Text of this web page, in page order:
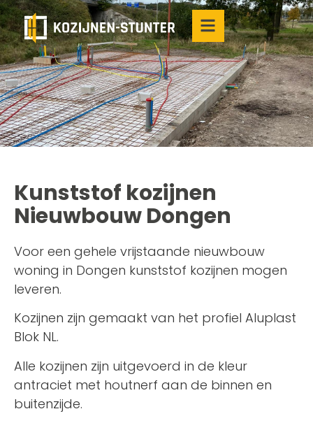
Kunststof kozijnen
Nieuwbouw Dongen
Voor een gehele vrijstaande nieuwbouw
woning in Dongen kunststof kozijnen mogen
leveren.
Kozijnen zijn gemaakt van het profiel Aluplast
Blok NL.
Alle kozijnen zijn uitgevoerd in de kleur
antraciet met houtnerf aan de binnen en
buitenzijde.